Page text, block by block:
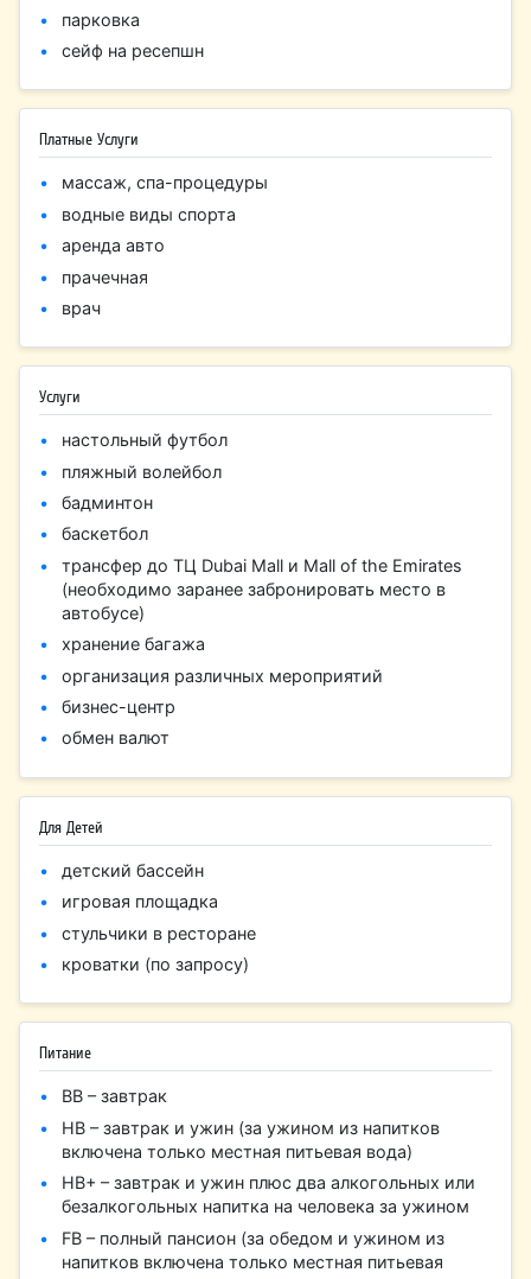
парковка
сейф на ресепшн
Платные Услуги
массаж, спа-процедуры
водные виды спорта
аренда авто
прачечная
врач
Услуги
настольный футбол
пляжный волейбол
бадминтон
баскетбол
трансфер до ТЦ Dubai Mall и Mall of the Emirates
(необходимо заранее забронировать место в
автобусе)
хранение багажа
организация различных мероприятий
бизнес-центр
обмен валют
Для Детей
детский бассейн
игровая площадка
стульчики в ресторане
кроватки (по запросу)
Питание
BB – завтрак
HB – завтрак и ужин (за ужином из напитков
включена только местная питьевая вода)
HB+ – завтрак и ужин плюс два алкогольных или
безалкогольных напитка на человека за ужином
FB – полный пансион (за обедом и ужином из
напитков включена только местная питьевая